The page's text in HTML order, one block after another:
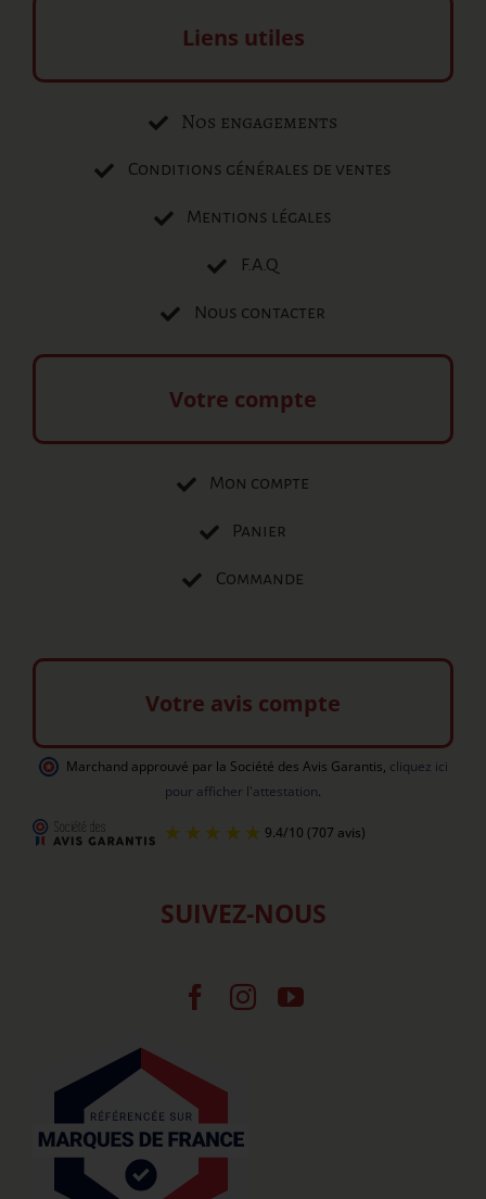
Liens utiles
Nos engagements
Conditions générales de ventes
Mentions légales
F.A.Q
Nous contacter
Votre compte
Mon compte
Panier
Commande
Votre avis compte
Marchand approuvé par la Société des Avis Garantis, cliquez ici
pour afficher l'attestation.
SUIVEZ-NOUS